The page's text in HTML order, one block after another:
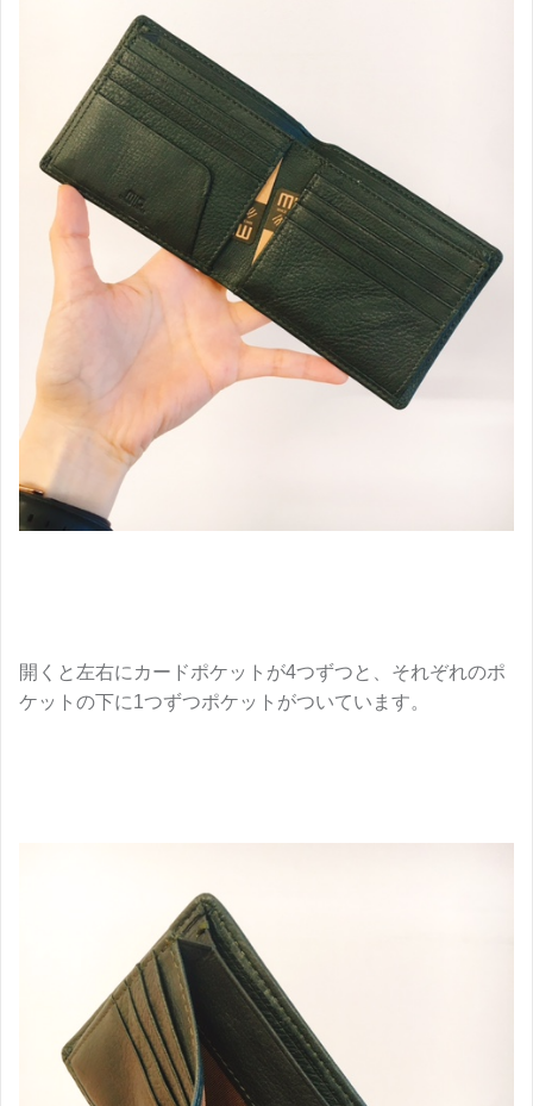
開くと左右にカードポケットが4つずつと、それぞれのポ
ケットの下に1つずつポケットがついています。